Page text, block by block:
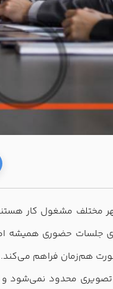
مشغول کار هستند،
جلسات حضوری همیشه
هم‌زمان فراهم می‌کند.
محدود نمی‌شود و